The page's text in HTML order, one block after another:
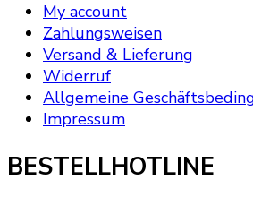
My account
Zahlungsweisen
Versand & Lieferung
Widerruf
Allgemeine
Impressum
BESTELLHOTLINE